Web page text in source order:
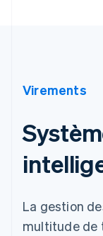
Virements
La gestion
multitude de